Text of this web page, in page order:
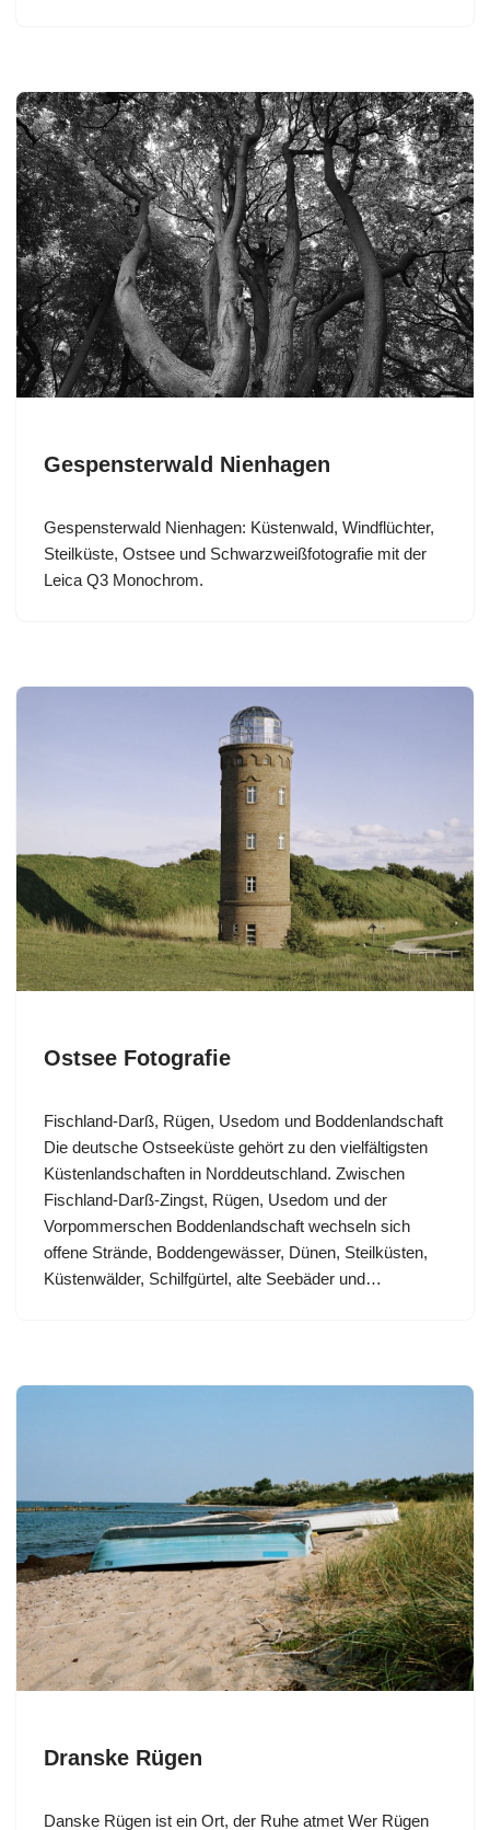
Gespensterwald Nienhagen
Gespensterwald Nienhagen: Küstenwald, Windflüchter,
Steilküste, Ostsee und Schwarzweißfotografie mit der
Leica Q3 Monochrom.
Ostsee Fotografie
Fischland-Darß, Rügen, Usedom und Boddenlandschaft
Die deutsche Ostseeküste gehört zu den vielfältigsten
Küstenlandschaften in Norddeutschland. Zwischen
Fischland-Darß-Zingst, Rügen, Usedom und der
Vorpommerschen Boddenlandschaft wechseln sich
offene Strände, Boddengewässer, Dünen, Steilküsten,
Küstenwälder, Schilfgürtel, alte Seebäder und…
Dranske Rügen
Danske Rügen ist ein Ort, der Ruhe atmet Wer Rügen